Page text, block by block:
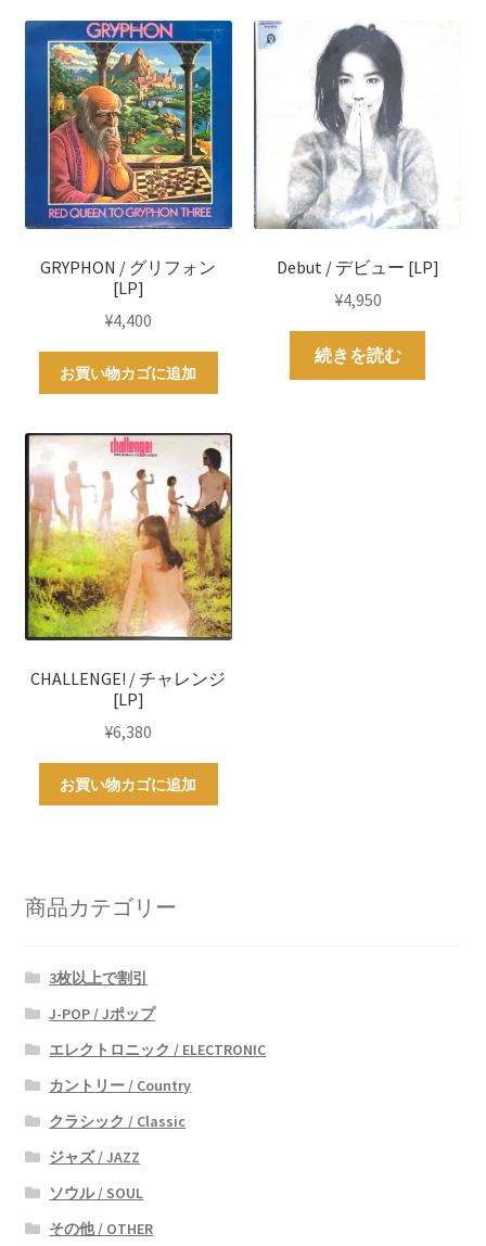
GRYPHON / グリフォン
[LP]
¥4,400
お買い物カゴに追加
Debut / デビュー [LP]
¥4,950
続きを読む
CHALLENGE! / チャレンジ
[LP]
¥6,380
お買い物カゴに追加
商品カテゴリー
3枚以上で割引
J-POP / Jポップ
エレクトロニック / ELECTRONIC
カントリー / Country
クラシック / Classic
ジャズ / JAZZ
ソウル / SOUL
その他 / OTHER